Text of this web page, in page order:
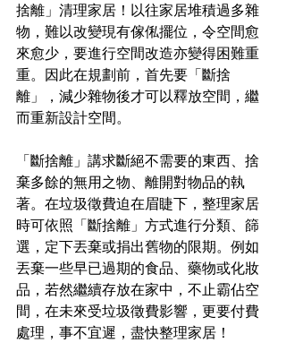
捨離」清理家居！以往家居堆積過多雜
物，難以改變現有傢俬擺位，令空間愈
來愈少，要進行空間改造亦變得困難重
重。因此在規劃前，首先要「斷捨
離」，減少雜物後才可以釋放空間，繼
而重新設計空間。
「斷捨離」講求斷絕不需要的東西、捨
棄多餘的無用之物、離開對物品的執
著。在垃圾徵費迫在眉睫下，整理家居
時可依照「斷捨離」方式進行分類、篩
選，定下丟棄或捐出舊物的限期。例如
丟棄一些早已過期的食品、藥物或化妝
品，若然繼續存放在家中，不止霸佔空
間，在未來受垃圾徵費影響，更要付費
處理，事不宜遲，盡快整理家居！